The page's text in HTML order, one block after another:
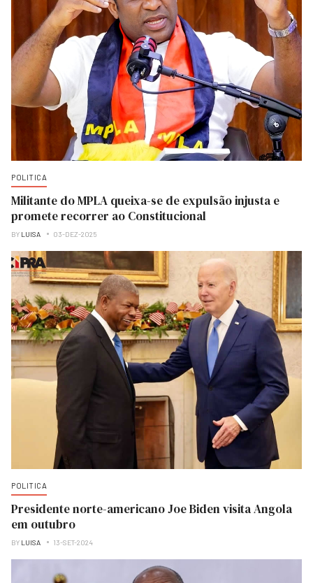
POLITICA
Militante do MPLA queixa-se de expulsão injusta e
promete recorrer ao Constitucional
BY LUISA 03-DEZ-2025
POLITICA
Presidente norte-americano Joe Biden visita Angola
em outubro
BY LUISA 13-SET-2024